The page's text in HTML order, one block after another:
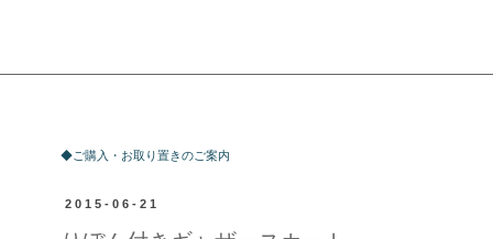
◆ご購入・お取り置きのご案内
2015-06-21